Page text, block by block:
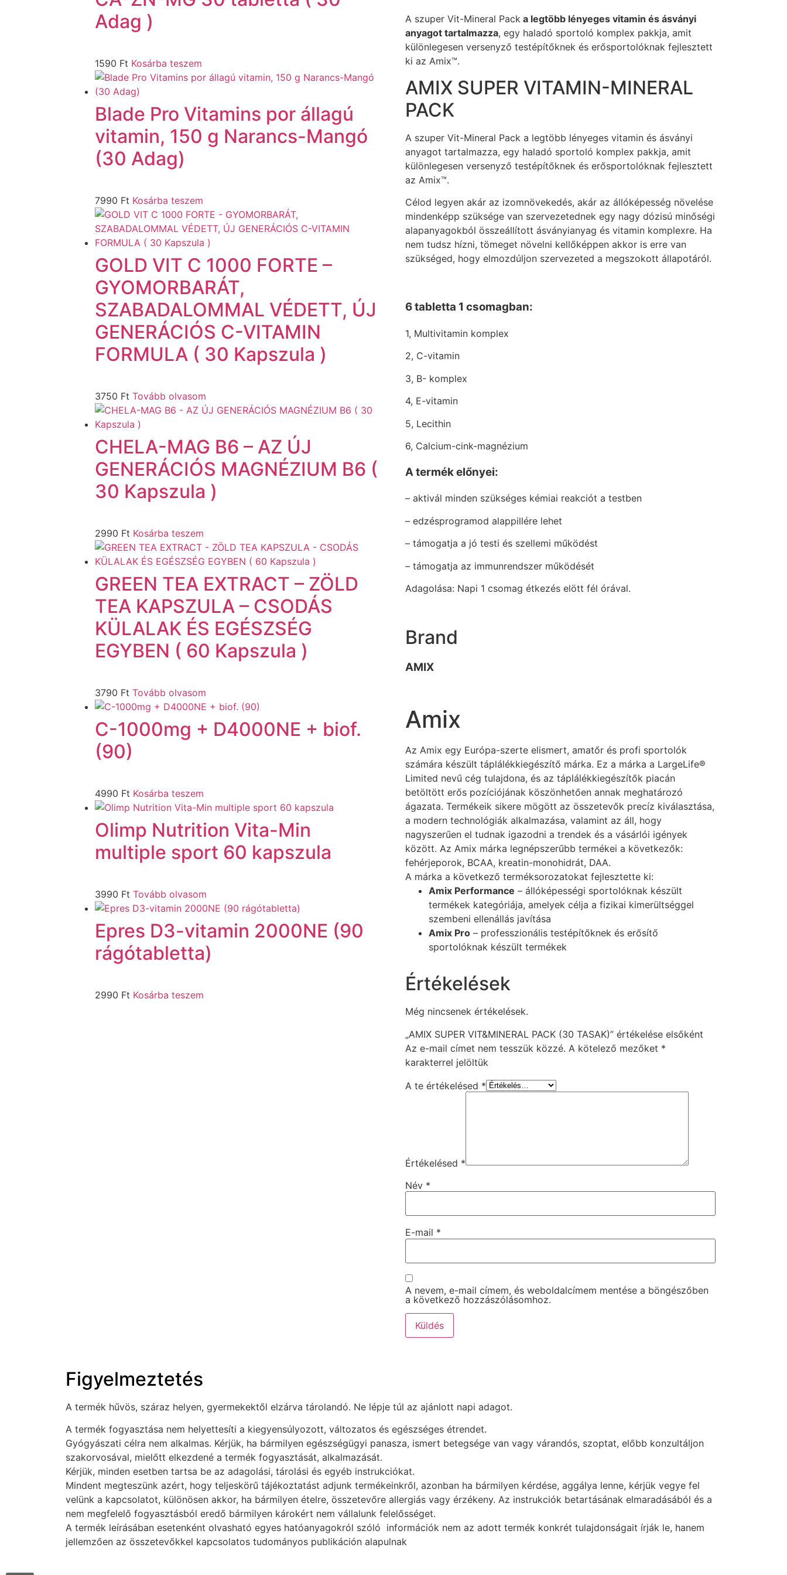
Adag )
1590 Ft Kosárba teszem
Blade Pro Vitamins por állagú
vitamin, 150 g Narancs-Mangó
(30 Adag)
7990 Ft Kosárba teszem
GOLD VIT C 1000 FORTE –
GYOMORBARÁT,
SZABADALOMMAL VÉDETT, ÚJ
GENERÁCIÓS C-VITAMIN
FORMULA ( 30 Kapszula )
3750 Ft Tovább olvasom
CHELA-MAG B6 – AZ ÚJ
GENERÁCIÓS MAGNÉZIUM B6 (
30 Kapszula )
2990 Ft Kosárba teszem
GREEN TEA EXTRACT – ZÖLD
TEA KAPSZULA – CSODÁS
KÜLALAK ÉS EGÉSZSÉG
EGYBEN ( 60 Kapszula )
3790 Ft Tovább olvasom
C-1000mg + D4000NE + biof.
(90)
4990 Ft Kosárba teszem
Olimp Nutrition Vita-Min
multiple sport 60 kapszula
3990 Ft Tovább olvasom
Epres D3-vitamin 2000NE (90
rágótabletta)
2990 Ft Kosárba teszem
A szuper Vit-Mineral Pack a legtöbb lényeges vitamin és ásványi
anyagot tartalmazza, egy haladó sportoló komplex pakkja, amit
különlegesen versenyző testépítőknek és erősportolóknak fejlesztett
ki az Amix™.
AMIX SUPER VITAMIN-MINERAL
PACK
A szuper Vit-Mineral Pack a legtöbb lényeges vitamin és ásványi
anyagot tartalmazza, egy haladó sportoló komplex pakkja, amit
különlegesen versenyző testépítőknek és erősportolóknak fejlesztett
az Amix™.
Célod legyen akár az izomnövekedés, akár az állóképesség növelése
mindenképp szüksége van szervezetednek egy nagy dózisú minőségi
alapanyagokból összeállított ásványianyag és vitamin komplexre. Ha
nem tudsz hízni, tömeget növelni kellőképpen akkor is erre van
szükséged, hogy elmozdúljon szervezeted a megszokott állapotáról.
6 tabletta 1 csomagban:
1, Multivitamin komplex
2, C-vitamin
3, B- komplex
4, E-vitamin
5, Lecithin
6, Calcium-cink-magnézium
A termék előnyei:
– aktivál minden szükséges kémiai reakciót a testben
– edzésprogramod alappillére lehet
– támogatja a jó testi és szellemi működést
– támogatja az immunrendszer működését
Adagolása: Napi 1 csomag étkezés elött fél órával.
Brand
AMIX
Amix
Az Amix egy Európa-szerte elismert, amatőr és profi sportolók
számára készült táplálékkiegészítő márka. Ez a márka a LargeLife®
Limited nevű cég tulajdona, és az táplálékkiegészítők piacán
betöltött erős pozíciójának köszönhetően annak meghatározó
ágazata. Termékeik sikere mögött az összetevők precíz kiválasztása,
a modern technológiák alkalmazása, valamint az áll, hogy
nagyszerűen el tudnak igazodni a trendek és a vásárlói igények
között. Az Amix márka legnépszerűbb termékei a következők:
fehérjeporok, BCAA, kreatin-monohidrát, DAA.
A márka a következő terméksorozatokat fejlesztette ki:
Amix Performance ⁣ – állóképességi sportolóknak készült
termékek kategóriája, amelyek célja a fizikai kimerültséggel
szembeni ellenállás javítása
Amix Pro ⁣ – professzionális testépítőknek és erősítő
sportolóknak készült termékek
Értékelések
Még nincsenek értékelések.
„AMIX SUPER VIT&MINERAL PACK (30 TASAK)” értékelése elsőként
Az e-mail címet nem tesszük közzé. A kötelező mezőket *
karakterrel jelöltük
A te értékelésed *
Értékelésed *
Név *
E-mail *
A nevem, e-mail címem, és weboldalcímem mentése a böngészőben
a következő hozzászólásomhoz.
Figyelmeztetés
A termék hűvös, száraz helyen, gyermekektől elzárva tárolandó. Ne lépje túl az ajánlott napi adagot.
A termék fogyasztása nem helyettesíti a kiegyensúlyozott, változatos és egészséges étrendet.
Gyógyászati célra nem alkalmas. Kérjük, ha bármilyen egészségügyi panasza, ismert betegsége van vagy várandós, szoptat, előbb konzultáljon
szakorvosával, mielőtt elkezdené a termék fogyasztását, alkalmazását.
Kérjük, minden esetben tartsa be az adagolási, tárolási és egyéb instrukciókat.
Mindent megteszünk azért, hogy teljeskörű tájékoztatást adjunk termékeinkről, azonban ha bármilyen kérdése, aggálya lenne, kérjük vegye fel
velünk a kapcsolatot, különösen akkor, ha bármilyen ételre, összetevőre allergiás vagy érzékeny. Az instrukciók betartásának elmaradásából és a
nem megfelelő fogyasztásból eredő bármilyen károkért nem vállalunk felelősséget.
A termék leírásában esetenként olvasható egyes hatóanyagokról szóló információk nem az adott termék konkrét tulajdonságait írják le, hanem
jellemzően az összetevőkkel kapcsolatos tudományos publikáción alapulnak